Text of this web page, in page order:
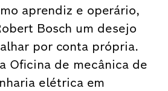
aprendiz e operário,
Bosch um desejo
por conta própria.
Oficina de mecânica de
elétrica em